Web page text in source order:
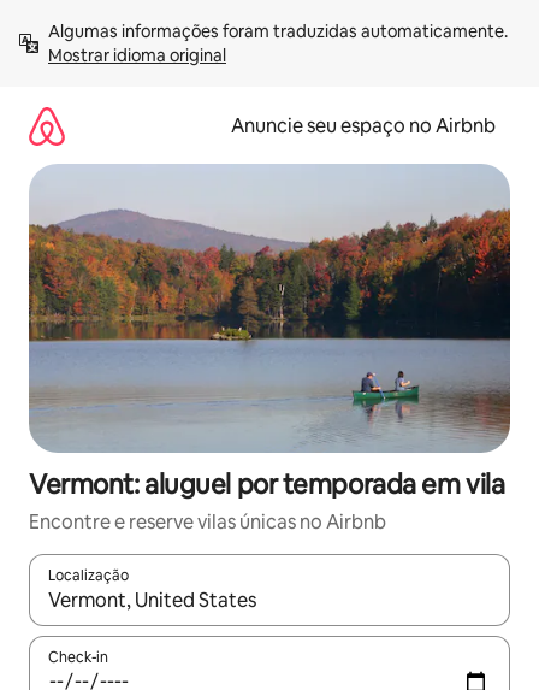
para
Mostrar idioma original
Anuncie seu espaço no Airbnb
Vermont: aluguel por temporada em vila
Encontre e reserve vilas únicas no Airbnb
Localização
Quando os resultados estiverem disponíveis, explore-os
Check-in